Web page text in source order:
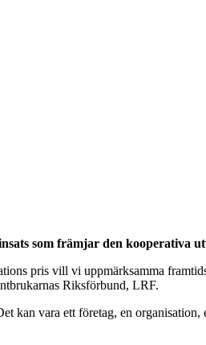
som främjar den kooperativa
pris vill vi uppmärksamma
Riksförbund, LRF.
kan vara ett företag, en organisation,